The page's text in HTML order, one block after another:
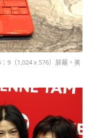
9（1,024 x 576）屏幕，美